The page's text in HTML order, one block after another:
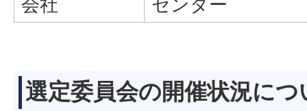
選定委員会の開催状況につ